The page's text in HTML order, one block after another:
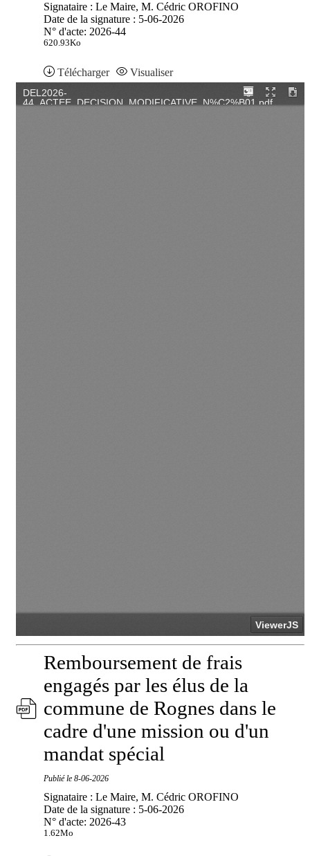
Signataire : Le Maire, M. Cédric OROFINO
Date de la signature : 5-06-2026
N° d'acte: 2026-44
620.93Ko
Télécharger Visualiser
Remboursement de frais
engagés par les élus de la
commune de Rognes dans le
cadre d'une mission ou d'un
mandat spécial
Publié le 8-06-2026
Signataire : Le Maire, M. Cédric OROFINO
Date de la signature : 5-06-2026
N° d'acte: 2026-43
1.62Mo